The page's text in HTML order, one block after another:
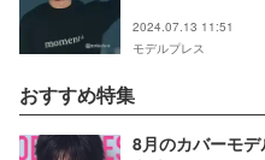
2024.07.13 11:51
モデルプレス
おすすめ特集
8月のカバーモ